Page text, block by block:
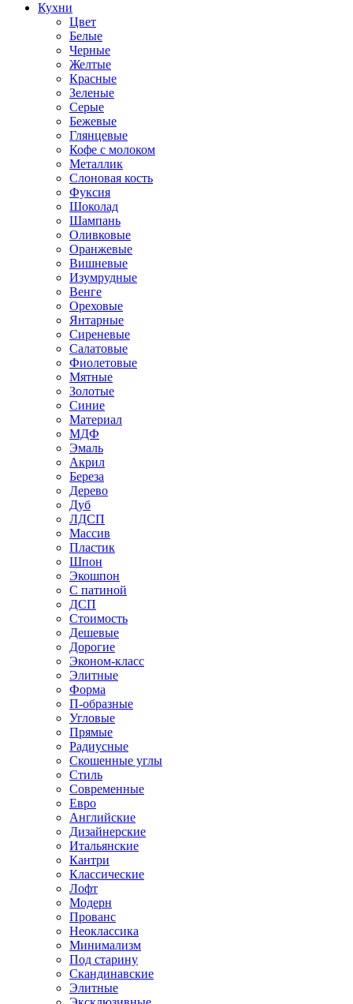
Кухни
Цвет
Белые
Черные
Желтые
Красные
Зеленые
Серые
Бежевые
Глянцевые
Кофе с молоком
Металлик
Слоновая кость
Фуксия
Шоколад
Шампань
Оливковые
Оранжевые
Вишневые
Изумрудные
Венге
Ореховые
Янтарные
Сиреневые
Салатовые
Фиолетовые
Мятные
Золотые
Синие
Материал
МДФ
Эмаль
Акрил
Береза
Дерево
Дуб
ЛДСП
Массив
Пластик
Шпон
Экошпон
С патиной
ДСП
Стоимость
Дешевые
Дорогие
Эконом-класс
Элитные
Форма
П-образные
Угловые
Прямые
Радиусные
Скошенные углы
Стиль
Современные
Евро
Английские
Дизайнерские
Итальянские
Кантри
Классические
Лофт
Модерн
Прованс
Неоклассика
Минимализм
Под старину
Скандинавские
Элитные